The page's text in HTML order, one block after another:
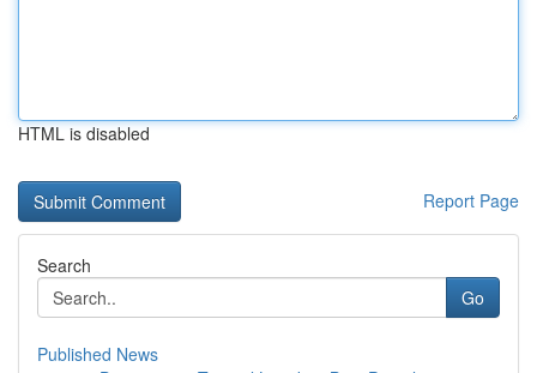
HTML is disabled
Report Page
Search
Go
Published News